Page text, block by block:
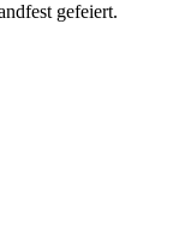
gefeiert.